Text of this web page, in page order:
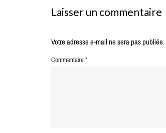
Laisser un commentaire
Votre adresse e-mail ne sera pas publiée.
Commentaire*